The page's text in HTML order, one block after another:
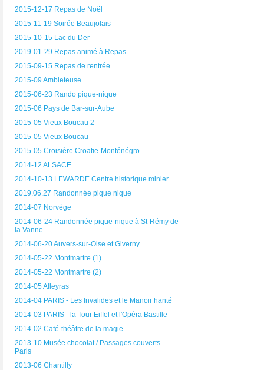
2015-12-17 Repas de Noël
2015-11-19 Soirée Beaujolais
2015-10-15 Lac du Der
2019-01-29 Repas animé à Repas
2015-09-15 Repas de rentrée
2015-09 Ambleteuse
2015-06-23 Rando pique-nique
2015-06 Pays de Bar-sur-Aube
2015-05 Vieux Boucau 2
2015-05 Vieux Boucau
2015-05 Croisière Croatie-Monténégro
2014-12 ALSACE
2014-10-13 LEWARDE Centre historique minier
2019.06.27 Randonnée pique nique
2014-07 Norvège
2014-06-24 Randonnée pique-nique à St-Rémy de
la Vanne
2014-06-20 Auvers-sur-Oise et Giverny
2014-05-22 Montmartre (1)
2014-05-22 Montmartre (2)
2014-05 Alleyras
2014-04 PARIS - Les Invalides et le Manoir hanté
2014-03 PARIS - la Tour Eiffel et l'Opéra Bastille
2014-02 Café-théâtre de la magie
2013-10 Musée chocolat / Passages couverts -
Paris
2013-06 Chantilly